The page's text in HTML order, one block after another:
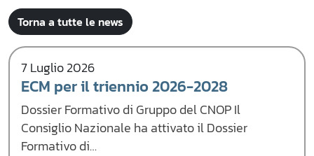
Torna a tutte le news
7 Luglio 2026
ECM per il triennio 2026-2028
Dossier Formativo di Gruppo del CNOP Il
Consiglio Nazionale ha attivato il Dossier
Formativo di…